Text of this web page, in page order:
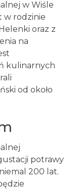
w Wiśle
w rodzinie
oraz z
na
kulinarnych
od około
potrawy
200 lat.